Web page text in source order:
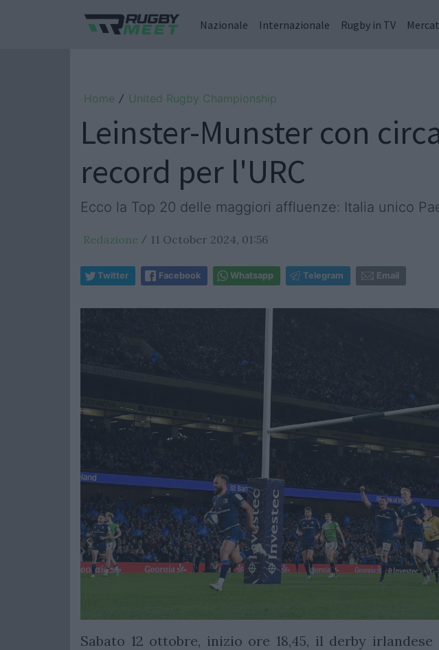
Nazionale Internazionale Rugby in TV
Home / United Rugby Championship
Leinster-Munster con
record per l'URC
Ecco la Top 20 delle maggiori affluenze: Italia unico
Redazione / 11 October 2024, 01:56
Twitter Facebook Whatsapp Telegram Email
Sabato 12 ottobre, inizio ore 18,45, il derby irlandese